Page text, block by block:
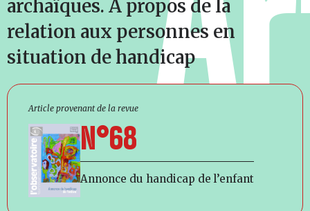
archaïques. À propos de la
relation aux personnes en
situation de handicap
Article provenant de la revue
N°68
Annonce du handicap de l’enfant